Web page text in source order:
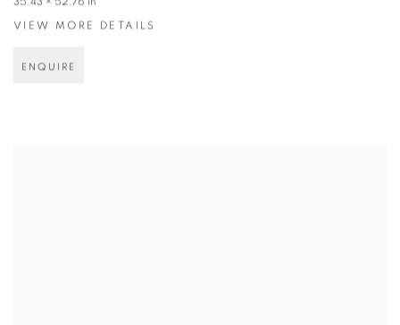
35.43 × 52.76 in
VIEW MORE DETAILS
ENQUIRE